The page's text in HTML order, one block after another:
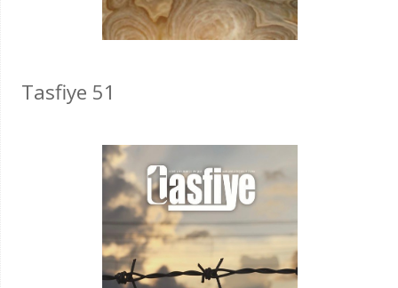
Tasfiye 51